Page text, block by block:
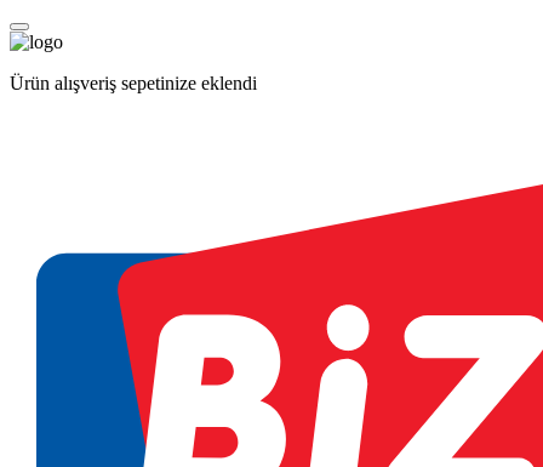
Ürün alışveriş sepetinize eklendi